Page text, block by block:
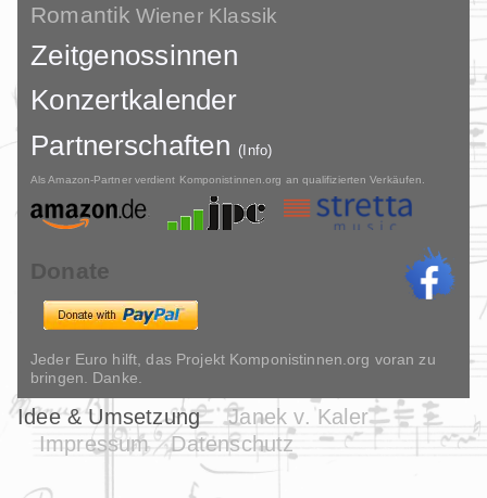
Romantik Wiener Klassik
Zeitgenossinnen
Konzertkalender
Partnerschaften(Info)
Als Amazon-Partner verdient Komponistinnen.org an qualifizierten Verkäufen.
Donate
Jeder Euro hilft, das Projekt Komponistinnen.org voran zu
bringen. Danke.
Idee & Umsetzung
Janek v. Kaler
Impressum
Datenschutz